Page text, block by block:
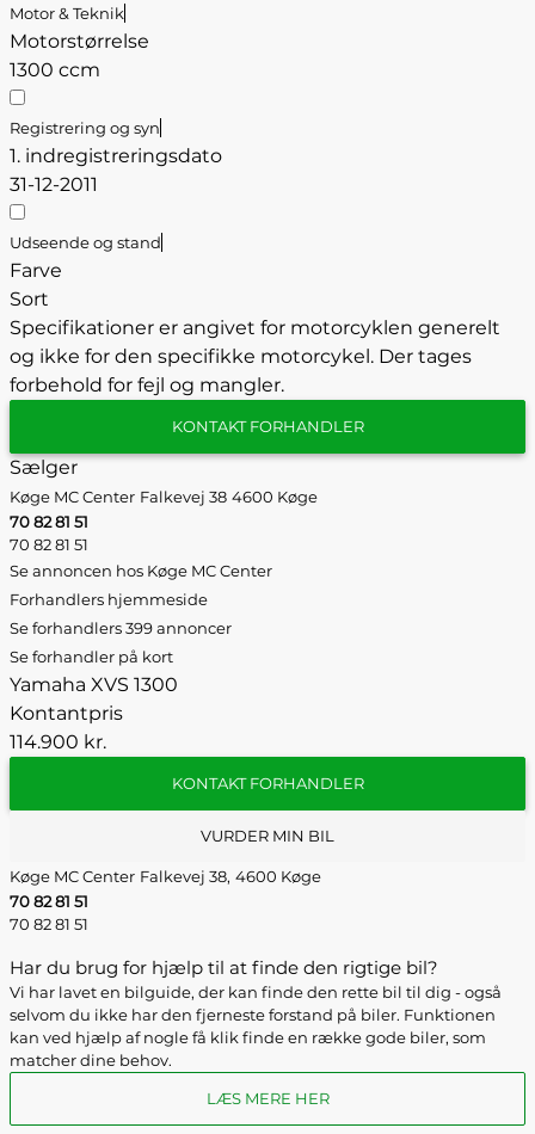
Motor & Teknik
Motorstørrelse
1300 ccm
Registrering og syn
1. indregistreringsdato
31-12-2011
Udseende og stand
Farve
Sort
Specifikationer er angivet for motorcyklen generelt
og ikke for den specifikke motorcykel. Der tages
forbehold for fejl og mangler.
KONTAKT FORHANDLER
Sælger
Køge MC Center Falkevej 38 4600 Køge
70 82 81 51
70 82 81 51
Se annoncen hos Køge MC Center
Forhandlers hjemmeside
Se forhandlers 399 annoncer
Se forhandler på kort
Yamaha XVS 1300
Kontantpris
114.900 kr.
KONTAKT FORHANDLER
VURDER MIN BIL
Køge MC Center Falkevej 38, 4600 Køge
70 82 81 51
70 82 81 51
Har du brug for hjælp til at finde den rigtige bil?
Vi har lavet en bilguide, der kan finde den rette bil til dig - også
selvom du ikke har den fjerneste forstand på biler. Funktionen
kan ved hjælp af nogle få klik finde en række gode biler, som
matcher dine behov.
LÆS MERE HER